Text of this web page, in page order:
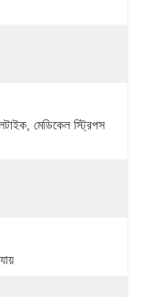
মেডিকেল স্ট্রিপস